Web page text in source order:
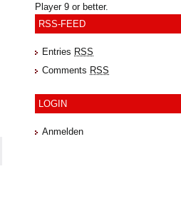
Player9 or better.
RSS-FEED
Entries RSS
Comments RSS
LOGIN
Anmelden